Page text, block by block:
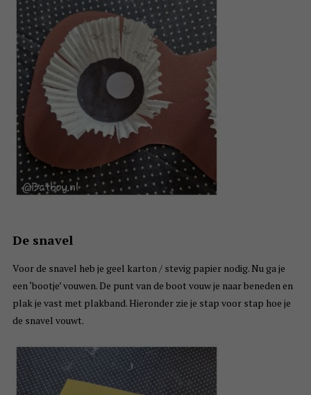
De snavel
Voor de snavel heb je geel karton / stevig papier nodig. Nu ga je
een ‘bootje’ vouwen. De punt van de boot vouw je naar beneden en
plak je vast met plakband. Hieronder zie je stap voor stap hoe je
de snavel vouwt.